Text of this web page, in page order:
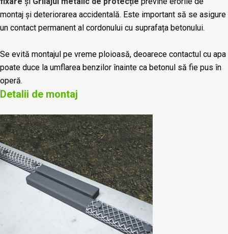
montaj și deteriorarea accidentală. Este important să se asigure
un contact permanent al cordonului cu suprafața betonului.
Se evită montajul pe vreme ploioasă, deoarece contactul cu apa
poate duce la umflarea benzilor înainte ca betonul să fie pus în
operă.
Detalii de montaj